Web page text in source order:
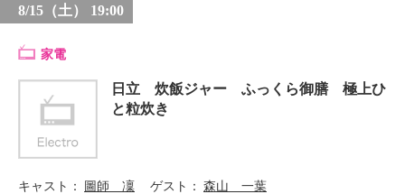
8/15（土） 19:00
家電
日立 炊飯ジャー ふっくら御膳 極上ひ
と粒炊き
キャスト 圖師 凜 ゲスト 森山 一葉